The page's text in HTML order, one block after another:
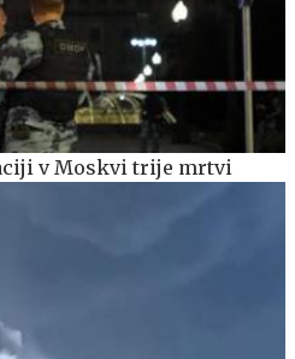
v Moskvi trije mrtvi